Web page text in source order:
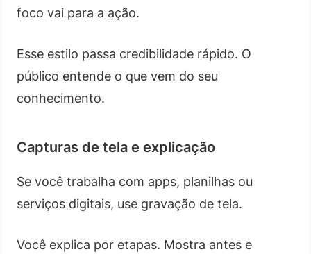
foco vai para a ação.
Esse estilo passa credibilidade rápido. O
público entende o que vem do seu
conhecimento.
Capturas de tela e explicação
Se você trabalha com apps, planilhas ou
serviços digitais, use gravação de tela.
Você explica por etapas. Mostra antes e